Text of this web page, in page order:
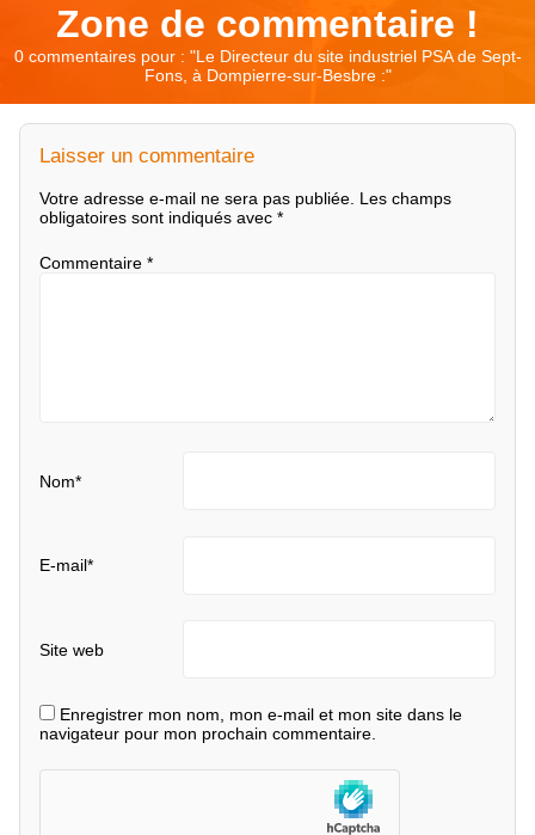
Zone de commentaire !
0 commentaires pour : "Le Directeur du site industriel PSA de Sept-
Fons, à Dompierre-sur-Besbre :"
Laisser un commentaire
Votre adresse e-mail ne sera pas publiée. Les champs
obligatoires sont indiqués avec *
Commentaire *
Nom*
E-mail*
Site web
Enregistrer mon nom, mon e-mail et mon site dans le
navigateur pour mon prochain commentaire.